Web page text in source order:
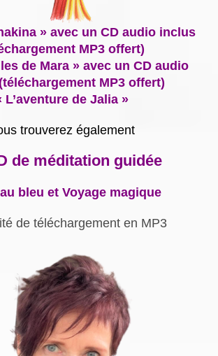
» avec un CD audio inclus
MP3 offert)
de Mara » avec un CD audio
MP3 offert)
L’aventure de Jalia »
trouverez également
de méditation guidée
bleu et Voyage magique
de téléchargement en MP3